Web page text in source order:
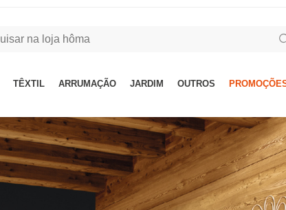
TÊXTIL ARRUMAÇÃO JARDIM OUTROS